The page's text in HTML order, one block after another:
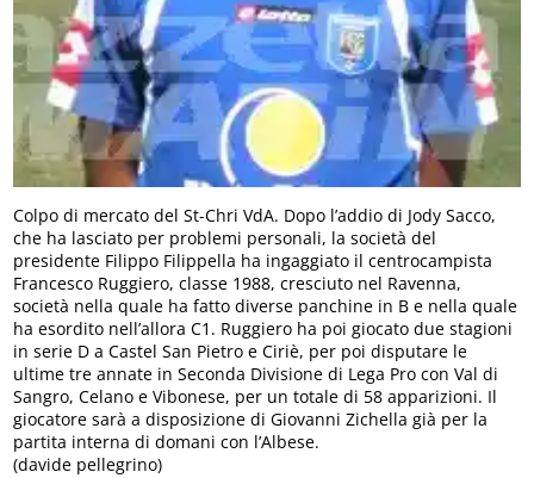
Colpo di mercato del St-Chri VdA. Dopo l’addio di Jody Sacco,
che ha lasciato per problemi personali, la società del
presidente Filippo Filippella ha ingaggiato il centrocampista
Francesco Ruggiero, classe 1988, cresciuto nel Ravenna,
società nella quale ha fatto diverse panchine in B e nella quale
ha esordito nell’allora C1. Ruggiero ha poi giocato due stagioni
in serie D a Castel San Pietro e Ciriè, per poi disputare le
ultime tre annate in Seconda Divisione di Lega Pro con Val di
Sangro, Celano e Vibonese, per un totale di 58 apparizioni. Il
giocatore sarà a disposizione di Giovanni Zichella già per la
partita interna di domani con l’Albese.
(davide pellegrino)